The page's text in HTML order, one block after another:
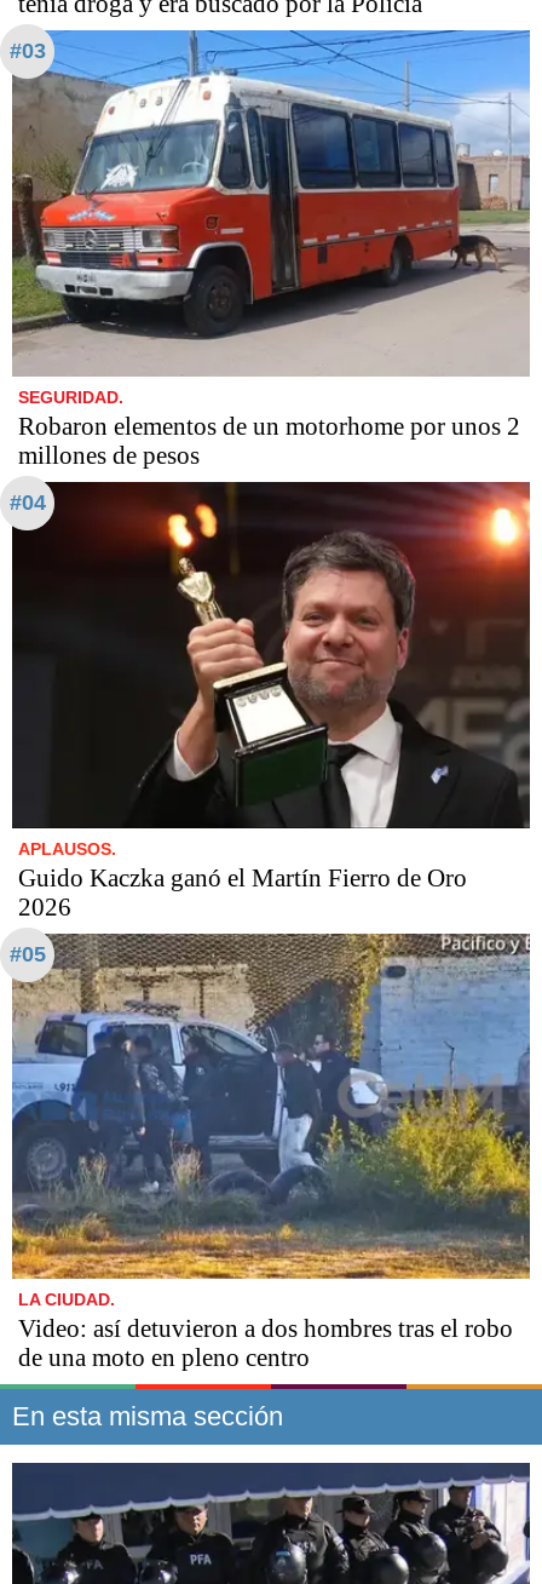
#03
SEGURIDAD.
Robaron elementos de un motorhome por unos 2
millones de pesos
#04
APLAUSOS.
Guido Kaczka ganó el Martín Fierro de Oro
2026
#05
LA CIUDAD.
Video: así detuvieron a dos hombres tras el robo
de una moto en pleno centro
En esta misma sección